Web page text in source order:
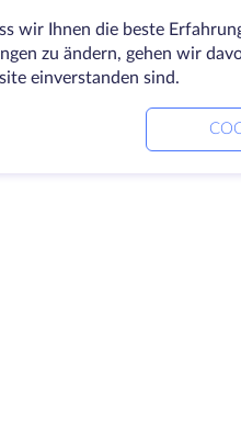
wir Ihnen die beste
zu ändern, gehen wir
einverstanden sind.